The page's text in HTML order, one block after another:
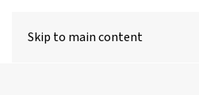
Skip to main content